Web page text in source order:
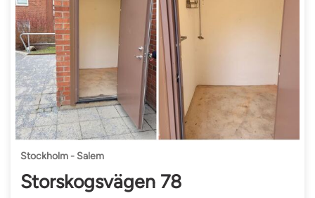
Stockholm - Salem
Storskogsvägen 78